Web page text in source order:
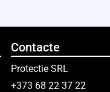
Contacte
Protectie SRL
+373 68 22 37 22